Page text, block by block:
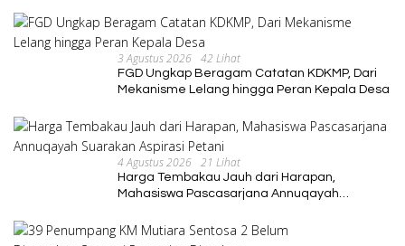
3 Agustus 2026 42 Lihat
FGD Ungkap Beragam Catatan KDKMP, Dari
Mekanisme Lelang hingga Peran Kepala Desa
4 Agustus 2026 21 Lihat
Harga Tembakau Jauh dari Harapan,
Mahasiswa Pascasarjana Annuqayah